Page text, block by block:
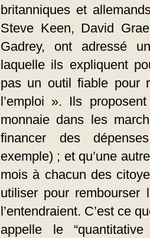
britanniques et
Steve Keen, David
Gadrey, ont adressé
laquelle ils expliquent
pas un outil fiable pour
l’emploi ». Ils
monnaie dans les
financer des
exemple) ; et qu’une
mois à chacun des
utiliser pour rembourser
l’entendraient. C’est ce
appelle le